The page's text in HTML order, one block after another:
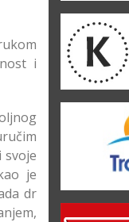
i
svoje
je
dr